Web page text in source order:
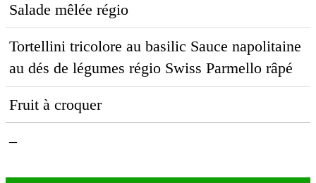
Salade mêlée régio
Tortellini tricolore au basilic Sauce napolitaine
au dés de légumes régio Swiss Parmello râpé
Fruit à croquer
–